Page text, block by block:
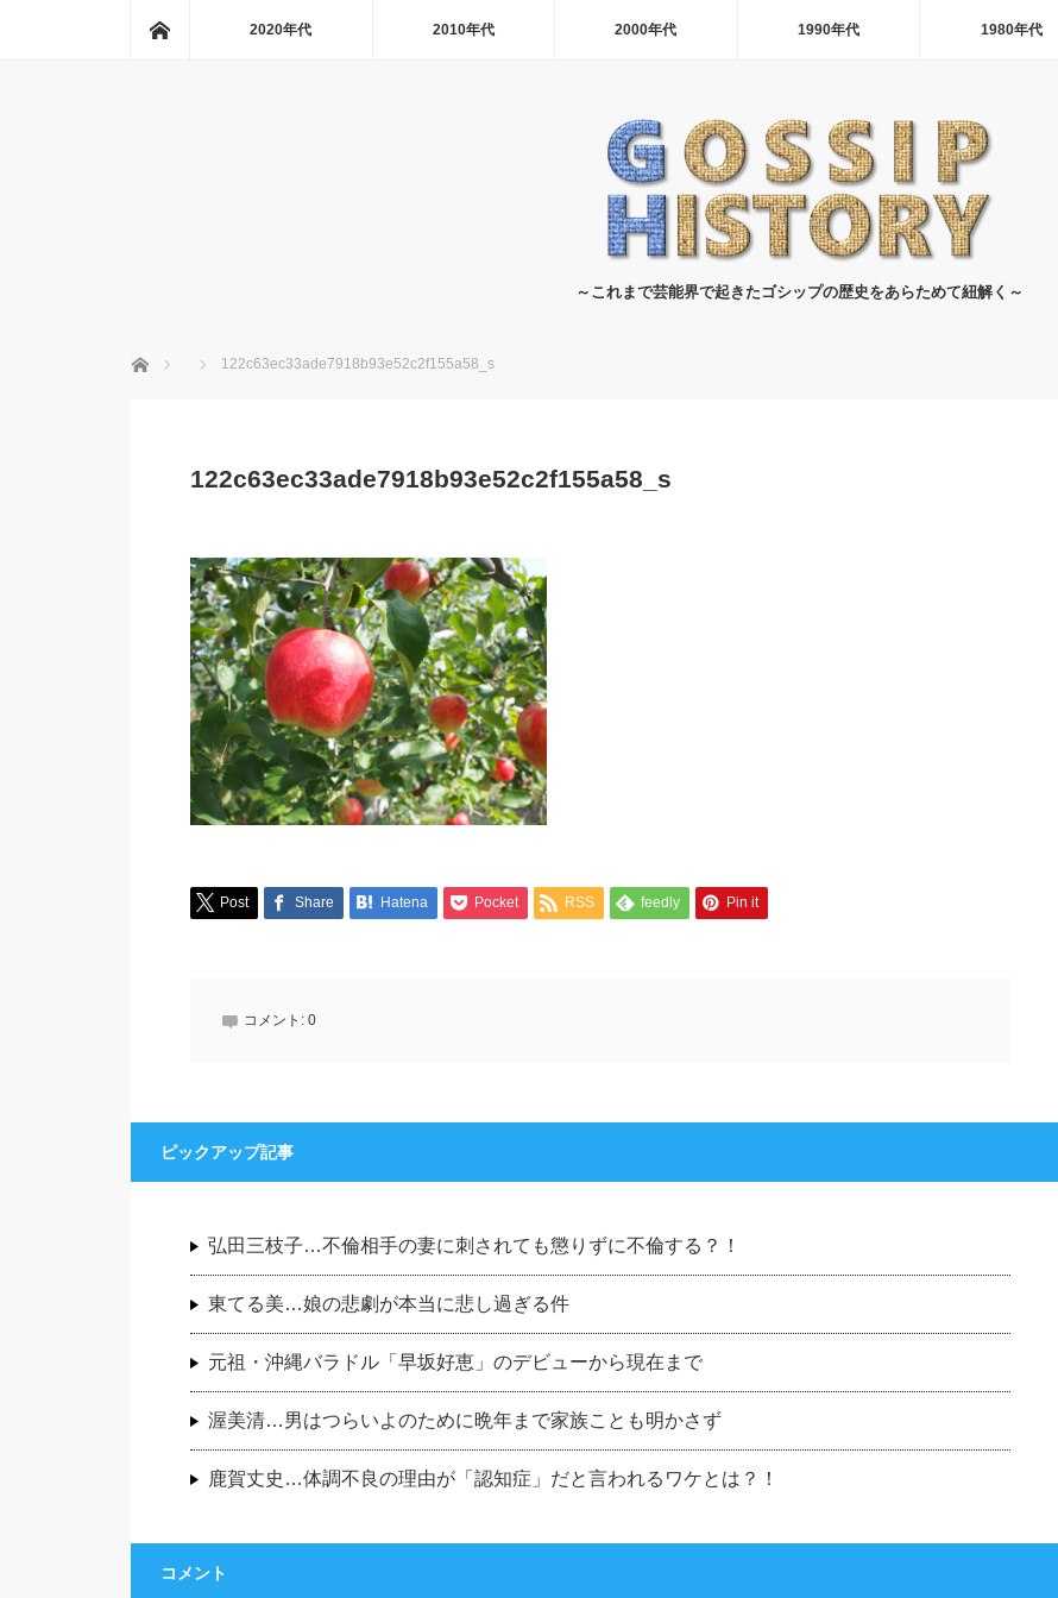
2020年代 2010年代 2000年代 1990年代 1980年代
～これまで芸能界で起きたゴシップの歴史をあらためて紐解く～
ホーム 122c63ec33ade7918b93e52c2f155a58_s
122c63ec33ade7918b93e52c2f155a58_s
Post Share Hatena Pocket RSS feedly Pin it
コメント: 0
ピックアップ記事
弘田三枝子…不倫相手の妻に刺されても懲りずに不倫する？！
東てる美…娘の悲劇が本当に悲し過ぎる件
元祖・沖縄バラドル「早坂好恵」のデビューから現在まで
渥美清…男はつらいよのために晩年まで家族ことも明かさず
鹿賀丈史…体調不良の理由が「認知症」だと言われるワケとは？！
コメント